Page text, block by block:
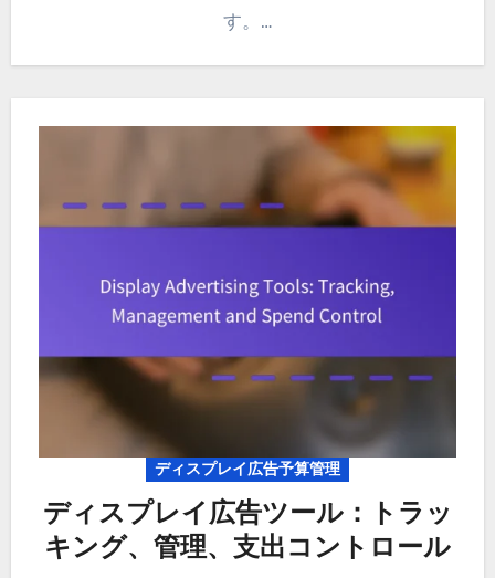
す。…
ディスプレイ広告予算管理
ディスプレイ広告ツール：トラッ
キング、管理、支出コントロール